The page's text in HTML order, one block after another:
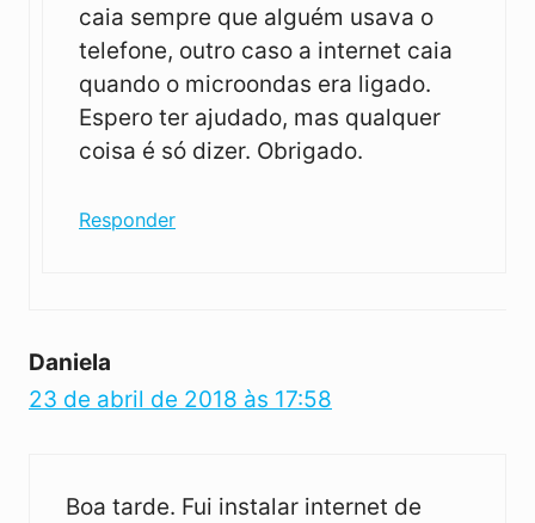
caia sempre que alguém usava o
telefone, outro caso a internet caia
quando o microondas era ligado.
Espero ter ajudado, mas qualquer
coisa é só dizer. Obrigado.
Responder
Daniela
23 de abril de 2018 às 17:58
Boa tarde. Fui instalar internet de